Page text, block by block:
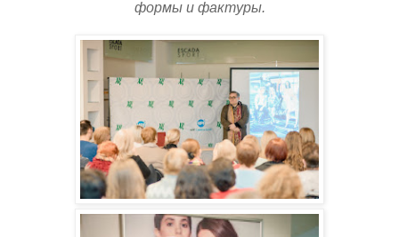
формы и фактуры.